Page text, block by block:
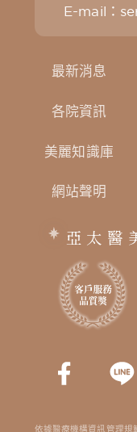
E-mail：
最新消息
各院資訊
美麗知識庫
網站聲明
亞太醫
依據醫療機構資訊管理規